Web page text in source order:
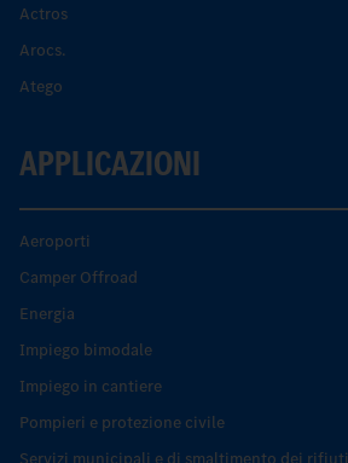
Actros
Arocs.
Atego
APPLICAZIONI
Aeroporti
Camper Offroad
Energia
Impiego bimodale
Impiego in cantiere
Pompieri e protezione civile